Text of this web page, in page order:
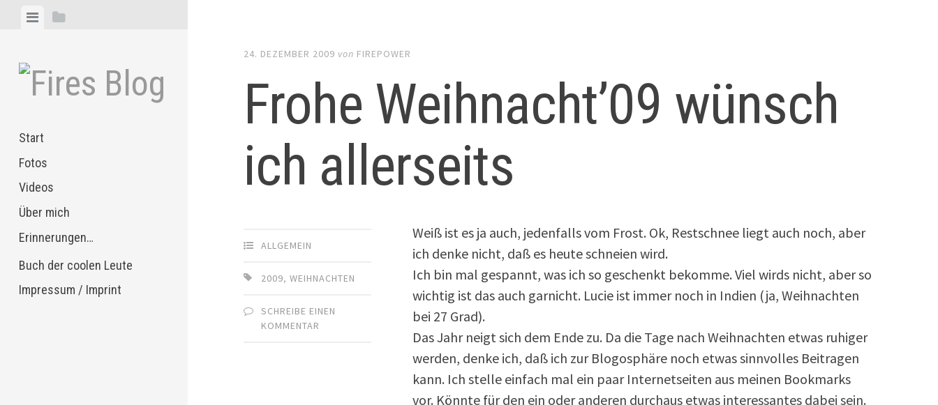
MenüSeitenleiste
Start
Fotos
Videos
Über mich
Erinnerungen…
Buch der coolen Leute
Impressum / Imprint
24. DEZEMBER 2009 von FIREPOWER
Frohe Weihnacht’09 wünsch
ich allerseits
ALLGEMEIN
2009,WEIHNACHTEN
SCHREIBE EINEN
KOMMENTAR
Weiß ist es ja auch, jedenfalls vom Frost. Ok, Restschnee liegt auch noch, aber
ich denke nicht, daß es heute schneien wird.
Ich bin mal gespannt, was ich so geschenkt bekomme. Viel wirds nicht, aber so
wichtig ist das auch garnicht. Lucie ist immer noch in Indien (ja, Weihnachten
bei 27 Grad).
Das Jahr neigt sich dem Ende zu. Da die Tage nach Weihnachten etwas ruhiger
werden, denke ich, daß ich zur Blogosphäre noch etwas sinnvolles Beitragen
kann. Ich stelle einfach mal ein paar Internetseiten aus meinen Bookmarks
vor. Könnte für den ein oder anderen durchaus etwas interessantes dabei sein.